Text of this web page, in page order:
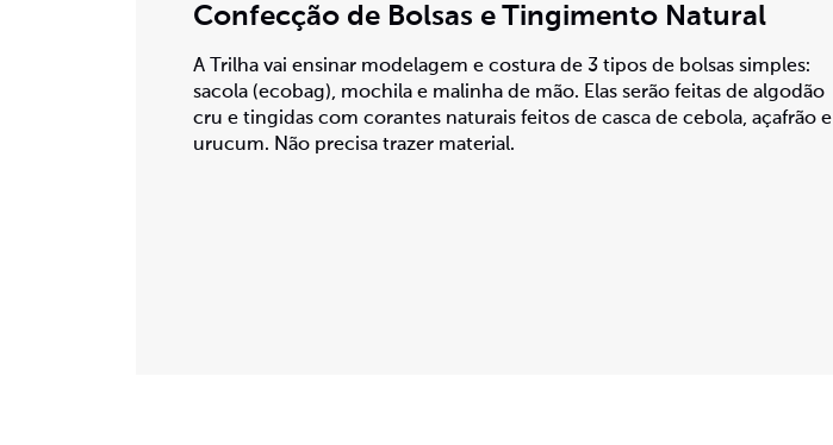
Confecção de Bolsas e Tingimento Natural
A Trilha vai ensinar modelagem e costura de 3 tipos de bolsas simples:
sacola (ecobag), mochila e malinha de mão. Elas serão feitas de algodão
cru e tingidas com corantes naturais feitos de casca de cebola, açafrão e
urucum. Não precisa trazer material.